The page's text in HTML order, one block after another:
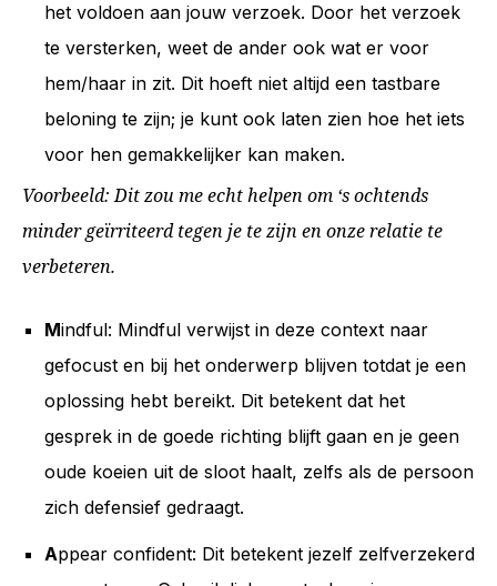
het voldoen aan jouw verzoek. Door het verzoek
te versterken, weet de ander ook wat er voor
hem/haar in zit. Dit hoeft niet altijd een tastbare
beloning te zijn; je kunt ook laten zien hoe het iets
voor hen gemakkelijker kan maken.
Voorbeeld: Dit zou me echt helpen om ‘s ochtends
minder geïrriteerd tegen je te zijn en onze relatie te
verbeteren.
Mindful: Mindful verwijst in deze context naar
gefocust en bij het onderwerp blijven totdat je een
oplossing hebt bereikt. Dit betekent dat het
gesprek in de goede richting blijft gaan en je geen
oude koeien uit de sloot haalt, zelfs als de persoon
zich defensief gedraagt.
Appear confident: Dit betekent jezelf zelfverzekerd